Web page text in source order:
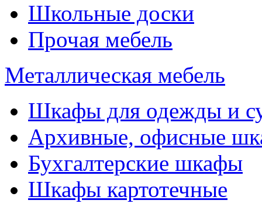
Школьные доски
Прочая мебель
Металлическая мебель
Шкафы для одежды и
Архивные, офисные
Бухгалтерские шкафы
Шкафы картотечные